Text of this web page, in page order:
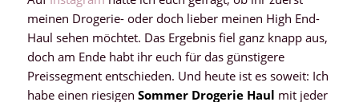
meinen Drogerie- oder doch lieber meinen High End-
Haul sehen möchtet. Das Ergebnis fiel ganz knapp aus,
doch am Ende habt ihr euch für das günstigere
Preissegment entschieden. Und heute ist es soweit: Ich
habe einen riesigen Sommer Drogerie Haul mit jeder